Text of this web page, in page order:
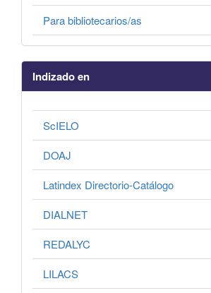
Para bibliotecarios/as
Indizado en
ScIELO
DOAJ
Latindex Directorio-Catálogo
DIALNET
REDALYC
LILACS